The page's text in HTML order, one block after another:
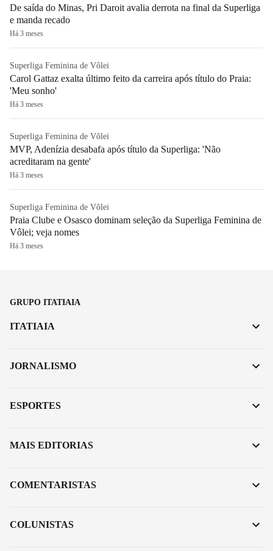
De saída do Minas, Pri Daroit avalia derrota na final da Superliga
e manda recado
Há 3 meses
Superliga Feminina de Vôlei
Carol Gattaz exalta último feito da carreira após título do Praia:
'Meu sonho'
Há 3 meses
Superliga Feminina de Vôlei
MVP, Adenízia desabafa após título da Superliga: 'Não
acreditaram na gente'
Há 3 meses
Superliga Feminina de Vôlei
Praia Clube e Osasco dominam seleção da Superliga Feminina de
Vôlei; veja nomes
Há 3 meses
GRUPO ITATIAIA
ITATIAIA
JORNALISMO
ESPORTES
MAIS EDITORIAS
COMENTARISTAS
COLUNISTAS